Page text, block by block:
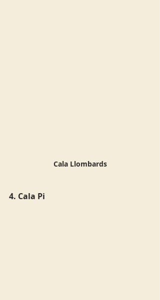
Cala Llombards
4. Cala Pi